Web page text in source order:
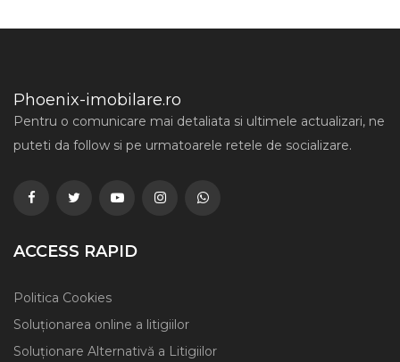
Phoenix-imobilare.ro
Pentru o comunicare mai detaliata si ultimele actualizari, ne
puteti da follow si pe urmatoarele retele de socializare.
ACCESS RAPID
Politica Cookies
Soluționarea online a litigiilor
Soluționare Alternativă a Litigiilor